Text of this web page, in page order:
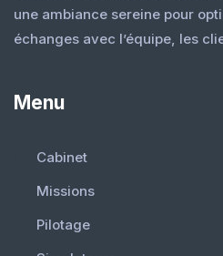
une ambiance sereine pour
échanges avec l’équipe, les
Menu
Cabinet
Missions
Pilotage